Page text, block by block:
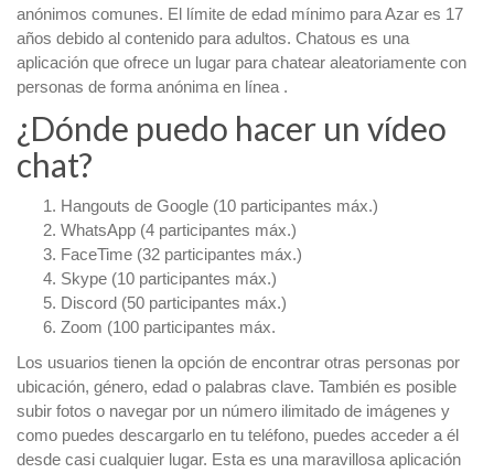
anónimos comunes. El límite de edad mínimo para Azar es 17
años debido al contenido para adultos. Chatous es una
aplicación que ofrece un lugar para chatear aleatoriamente con
personas de forma anónima en línea .
¿Dónde puedo hacer un vídeo
chat?
Hangouts de Google (10 participantes máx.)
WhatsApp (4 participantes máx.)
FaceTime (32 participantes máx.)
Skype (10 participantes máx.)
Discord (50 participantes máx.)
Zoom (100 participantes máx.
Los usuarios tienen la opción de encontrar otras personas por
ubicación, género, edad o palabras clave. También es posible
subir fotos o navegar por un número ilimitado de imágenes y
como puedes descargarlo en tu teléfono, puedes acceder a él
desde casi cualquier lugar. Esta es una maravillosa aplicación